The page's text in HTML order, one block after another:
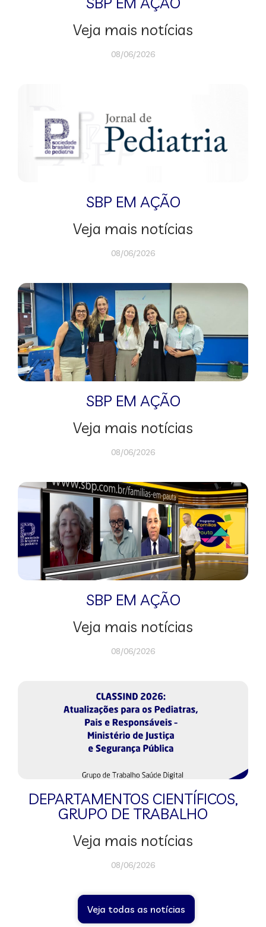
Veja mais notícias
08/06/2026
SBP EM AÇÃO
Veja mais notícias
08/06/2026
SBP EM AÇÃO
Veja mais notícias
08/06/2026
SBP EM AÇÃO
Veja mais notícias
08/06/2026
DEPARTAMENTOS CIENTÍFICOS,
GRUPO DE TRABALHO
Veja mais notícias
08/06/2026
Veja todas as notícias